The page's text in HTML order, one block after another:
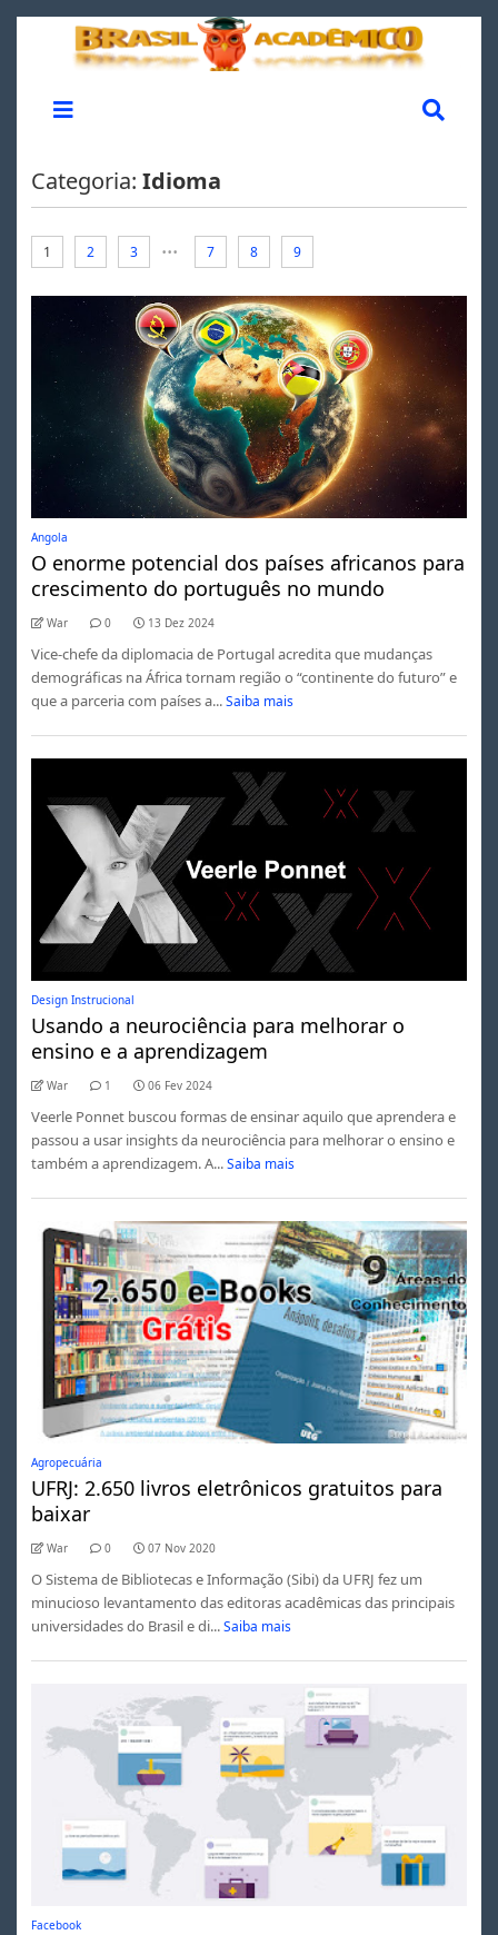
Categoria: Idioma
1 2 3 ... 7 8 9
Angola
O enorme potencial dos países africanos para
crescimento do português no mundo
War 0 13 Dez 2024
Vice-chefe da diplomacia de Portugal acredita que mudanças
demográficas na África tornam região o “continente do futuro” e
que a parceria com países a... Saiba mais
Design Instrucional
Usando a neurociência para melhorar o
ensino e a aprendizagem
War 1 06 Fev 2024
Veerle Ponnet buscou formas de ensinar aquilo que aprendera e
passou a usar insights da neurociência para melhorar o ensino e
também a aprendizagem. A... Saiba mais
Agropecuária
UFRJ: 2.650 livros eletrônicos gratuitos para
baixar
War 0 07 Nov 2020
O Sistema de Bibliotecas e Informação (Sibi) da UFRJ fez um
minucioso levantamento das editoras acadêmicas das principais
universidades do Brasil e di... Saiba mais
Facebook